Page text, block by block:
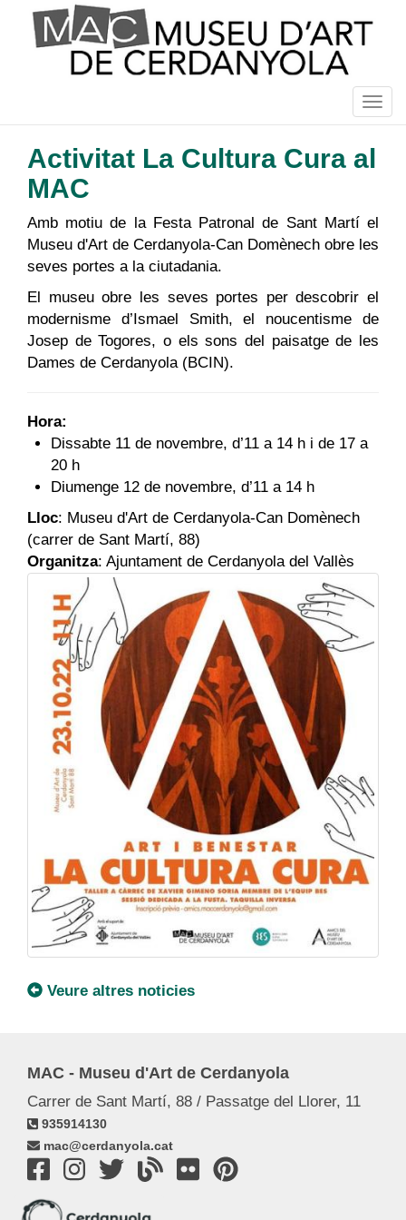
contingut
Activitat La Cultura Cura al
MAC
Amb motiu de la Festa Patronal de Sant Martí el
Museu d'Art de Cerdanyola-Can Domènech obre les
seves portes a la ciutadania.
El museu obre les seves portes per descobrir el
modernisme d’Ismael Smith, el noucentisme de
Josep de Togores, o els sons del paisatge de les
Dames de Cerdanyola (BCIN).
Hora:
Dissabte 11 de novembre, d’11 a 14 h i de 17 a
20 h
Diumenge 12 de novembre, d’11 a 14 h
Lloc: Museu d'Art de Cerdanyola-Can Domènech
(carrer de Sant Martí, 88)
Organitza: Ajuntament de Cerdanyola del Vallès
Veure altres noticies
MAC - Museu d'Art de Cerdanyola
Carrer de Sant Martí, 88 / Passatge del Llorer, 11
935914130
mac@cerdanyola.cat